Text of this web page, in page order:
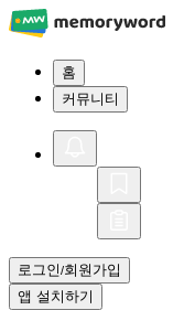
홈
커뮤니티
로그인/회원가입
앱 설치하기